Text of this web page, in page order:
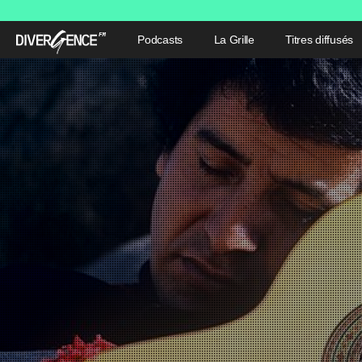
Podcasts La Grille Titres diffusés